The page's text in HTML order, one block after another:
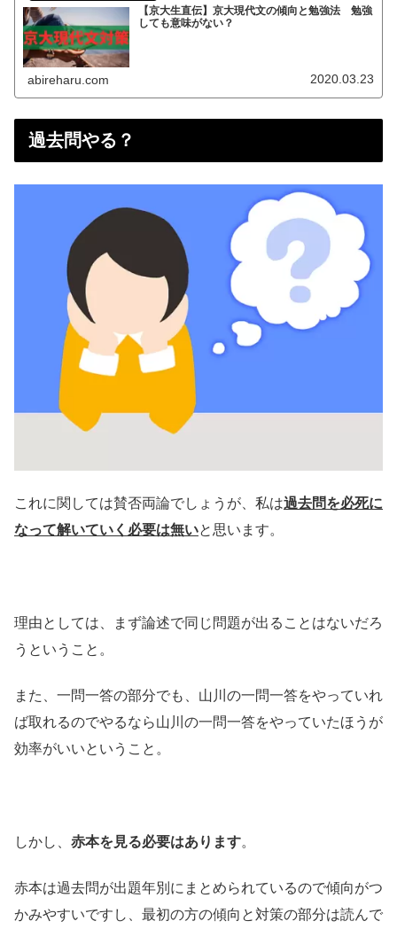
【京大生直伝】京大現代文の傾向と勉強法 勉強
しても意味がない？
abireharu.com 2020.03.23
過去問やる？
これに関しては賛否両論でしょうが、私は過去問を必死に
なって解いていく必要は無いと思います。
理由としては、まず論述で同じ問題が出ることはないだろ
うということ。
また、一問一答の部分でも、山川の一問一答をやっていれ
ば取れるのでやるなら山川の一問一答をやっていたほうが
効率がいいということ。
しかし、 赤本を見る必要はあります。
赤本は過去問が出題年別にまとめられているので傾向がつ
かみやすいですし、最初の方の傾向と対策の部分は読んで